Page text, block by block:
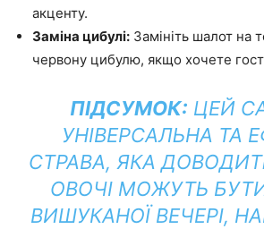
акценту.
Заміна цибулі: Замініть шалот на
червону цибулю, якщо хочете
ПІДСУМОК: ЦЕЙ
УНІВЕРСАЛЬНА ТА
СТРАВА, ЯКА
ОВОЧІ МОЖУТЬ
ВИШУКАНОЇ ВЕЧЕРІ,